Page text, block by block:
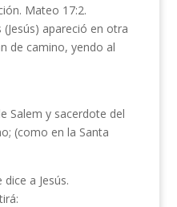
Mateo 17:2.
apareció en otra
de camino, yendo al
Salem y sacerdote del
(como en la Santa
a Jesús.